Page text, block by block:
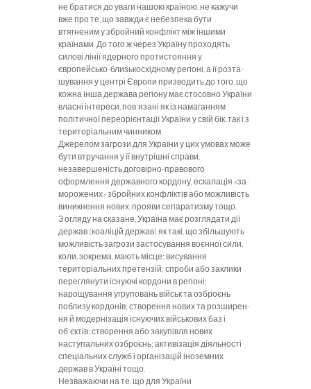
не братися до уваги нашою кра­їною, не кажучи
вже про те, що зав­жди є небезпека бути
втягненим у збройний конфлікт між іншими
країнами. До того ж через Україну проходять
силові лінії ядерного протистояння у
європейсько-близькосхідному регіоні, а її розта­
шування у центрі Європи призво­дить до того, що
кожна інша дер­жава регіону має стосовно України
власні інтереси, пов'язані як із на­маганням
політичної переорієнта­ції України у свій бік, так і з
терито­ріальним чинником.
Джерелом загрози для України у цих умовах може
бути втручання уїї внутрішні справи,
незавершеність договірно-правового
оформлення державного кордону, ескалація «за­
морожених» збройних конфліктів або можливість
виникнення нових, прояви сепаратизму тощо.
З огляду на сказане, Україна має розглядати дії
держав (коаліцій держав) як такі, що збільшують
можливість загрози застосування воєнної сили,
коли, зокрема, ма­ють місце: висування
територіаль­них претензій; спроби або заклики
переглянути існуючі кордони в ре­гіоні;
нарощування угруповань військ та озброєнь
поблизу кордо­нів; створення нових та розширен­
ня й модернізація існуючих вій­ськових баз і
об'єктів; створення або закупівля нових
наступальних озброєнь; активізація діяльності
спеціальних служб і організацій іноземних
держав в Україні тощо.
Незважаючи на те, що для України